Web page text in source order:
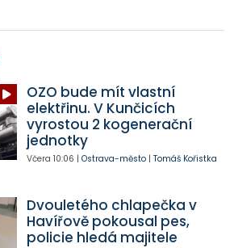
OZO bude mít vlastní
elektřinu. V Kunčicích
vyrostou 2 kogenerační
jednotky
Včera 10:06 | Ostrava-město| Tomáš Kořistka
Dvouletého chlapečka v
Havířově pokousal pes,
policie hledá majitele